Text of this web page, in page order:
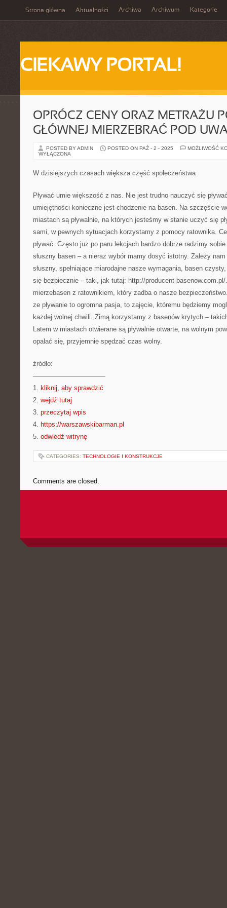
Strona główna Aktualności Archiwa Archiwum Kategorie
CIEKAWY PORTAL!
OPRÓCZ CENY ORAZ METRAŻU
GŁÓWNEJ MIERZEBRAĆ POD
POSTED BY ADMIN POSTED ON PAŹ - 2 - 2025
MOŻLIWOŚĆ
WYŁĄCZONA
W dzisiejszych czasach większa część społeczeństwa
Pływać umie większość z nas. Nie jest trudno nauczyć się
umiejętności konieczne jest chodzenie na basen. Na szczęście
miastach są pływalnie, na których jesteśmy w stanie uczyć się
sami, w pewnych sytuacjach korzystamy z pomocy ratownika.
pływać. Często już po paru lekcjach bardzo dobrze radzimy
słuszny basen – a nieraz wybór mamy dosyć istotny. Zależy
słuszny, spełniające miarodajne nasze wymagania, basen
się bezpiecznie – taki, jak tutaj: http://producent-basenow.com.pl/
mierzebasen z ratownikiem, który zadba o nasze
ze pływanie to ogromna pasja, to zajęcie, któremu będziemy
każdej wolnej chwili. Zimą korzystamy z basenów krytych –
Latem w miastach otwierane są pływalnie otwarte, na wolnym
opalać się, przyjemnie spędzać czas wolny.
źródło:
———————————
1. kliknij, aby sprawdzić
2. wejdź tutaj
3. przeczytaj wpis
4. https://warszawskibarman.pl
5. odwiedź witrynę
CATEGORIES: TECHNOLOGIE I KONSTRUKCJE
Comments are closed.